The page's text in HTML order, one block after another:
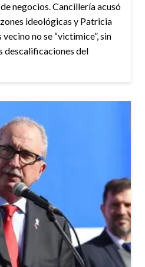
negocios. Cancillería acusó
ideológicas y Patricia
no se “victimice”, sin
descalificaciones del